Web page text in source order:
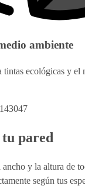
ambiente
ecológicas y el
pared
y la altura de
según tus